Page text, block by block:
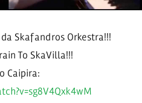
Skafandros Orkestra!!!
To SkaVilla!!!
Caipira: